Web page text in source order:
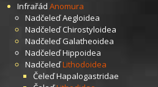
Infrařád Anomura
NadčeleďAegloidea
NadčeleďChirostyloidea
NadčeleďGalatheoidea
NadčeleďHippoidea
NadčeleďLithodoidea
ČeleďHapalogastridae